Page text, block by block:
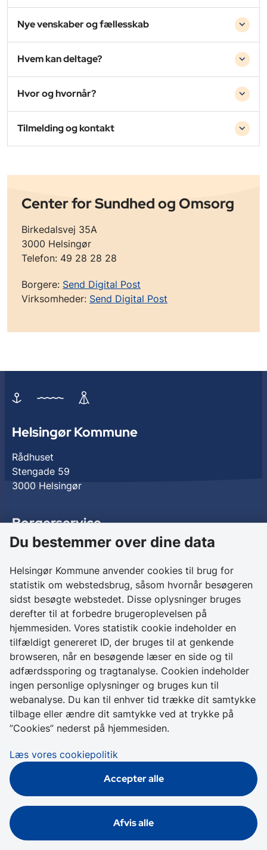
Nye venskaber og fællesskab
Hvem kan deltage?
Hvor og hvornår?
Tilmelding og kontakt
Center for Sundhed og Omsorg
Birkedalsvej 35A
3000 Helsingør
Telefon: 49 28 28 28
Borgere: Send Digital Post
Virksomheder: Send Digital Post
Helsingør Kommune
Rådhuset
Stengade 59
3000 Helsingør
Borgerservice
Birkedalsvej 27
Kontakt os
+ 45 49 28 28 28
CVR 64 50 20 18
Skriv sikkert til
Helsingør Kommune
Genveje
Cookies
Du bestemmer over dine data
Helsingør Kommune anvender cookies til brug for
statistik om webstedsbrug, såsom hvornår besøgeren
sidst besøgte webstedet. Disse oplysninger bruges
derefter til at forbedre brugeroplevelsen på
hjemmesiden. Vores statistik cookie indeholder en
tilfældigt genereret ID, der bruges til at genkende
browseren, når en besøgende læser en side og til
adfærdssporing og tragtanalyse. Cookien indeholder
ingen personlige oplysninger og bruges kun til
webanalyse. Du kan til enhver tid trække dit samtykke
tilbage eller ændre dit samtykke ved at trykke på
”Cookies” nederst på hjemmesiden.
Læs vores cookiepolitik
Accepter alle
Afvis alle